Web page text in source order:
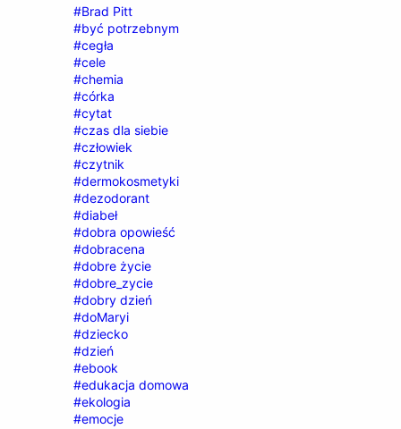
#Brad Pitt
#być potrzebnym
#cegła
#cele
#chemia
#córka
#cytat
#czas dla siebie
#człowiek
#czytnik
#dermokosmetyki
#dezodorant
#diabeł
#dobra opowieść
#dobracena
#dobre życie
#dobre_zycie
#dobry dzień
#doMaryi
#dziecko
#dzień
#ebook
#edukacja domowa
#ekologia
#emocje